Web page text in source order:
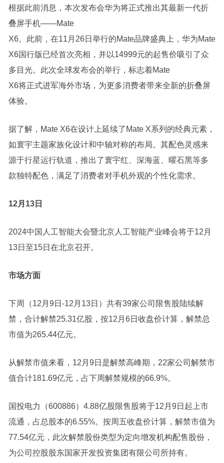
根据此前消息，本次发布会华为将正式推出其最新一代折
叠屏手机——Mate
X6。此前，在11月26日举行的Mate品牌盛典上，华为Mate
X6国行版已经首次亮相，并以14999元的起售价吸引了众
多目光。此次全球发布会的举行，标志着Mate
X6将正式进军海外市场，为更多消费者带来全新的折叠屏
体验。
据了解，Mate X6在设计上延续了Mate X系列的经典元素，
如寰宇主题家族化设计和中轴对称的布局。其配色灵感来
源于行星运行轨道，推出了寰宇红、深海蓝、曜石黑等多
款独特配色，满足了消费者对手机外观的个性化需求。
12月13日
2024中国 人工智能大会暨北京人工智能产业峰会将于12月
13日至15日在北京召开。
市场方面
下周（12月9日-12月13日）共有39家公司限售股陆续解
禁，合计解禁25.31亿股，按12月6日收盘价计算，解禁总
市值为265.44亿元。
从解禁市值来看，12月9日是解禁高峰期，22家公司解禁市
值合计181.69亿元，占下周解禁规模的66.9%。
国投电力
（600886）4.88亿股限售股将于12月9日起上市
流通，占总股本的6.55%。按周五收盘价计算，解禁市值为
77.54亿元，此次解禁股份类型为定向增发机构配售股份，
为公司控股股东国家开发投资集团有限公司所持有。